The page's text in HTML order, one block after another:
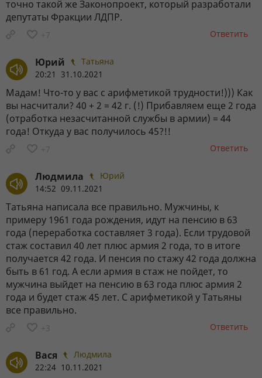
точно такой же Законопроект, который разработали
депутаты Фракции ЛДПР.
+7 Ответить
Юрий
Татьяна
20:21 31.10.2021
Мадам! Что-то у вас с арифметикой трудности!))) Как
вы насчитали? 40 + 2 = 42 г. (!) Прибавляем еще 2 года
(отработка незасчитанной службы в армии) = 44
года! Откуда у вас получилось 45?!!
+7 Ответить
Людмила
Юрий
14:52 09.11.2021
Татьяна написала все правильно. Мужчины, к
примеру 1961 года рождения, идут на пенсию в 63
года (переработка составляет 3 года). Если трудовой
стаж составил 40 лет плюс армия 2 года, то в итоге
получается 42 года. И пенсия по стажу 42 года должна
быть в 61 год. А если армия в стаж не пойдет, то
мужчина выйдет на пенсию в 63 года плюс армия 2
года и будет стаж 45 лет. С арифметикой у Татьяны
все правильно.
+3 Ответить
Вася
Людмила
22:24 10.11.2021